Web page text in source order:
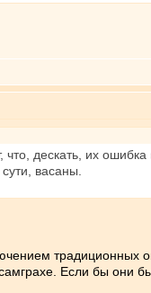
дескать, их
васаны.
традиционных
Если бы